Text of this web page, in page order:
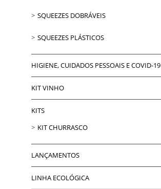
SQUEEZES DOBRÁVEIS
SQUEEZES PLÁSTICOS
HIGIENE, CUIDADOS PESSOAIS E COVID-19
KIT VINHO
KITS
KIT CHURRASCO
LANÇAMENTOS
LINHA ECOLÓGICA